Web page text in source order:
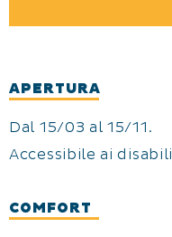
APERTURA
Dal 15/03 al 15/11.
Accessibile ai disabili
COMFORT